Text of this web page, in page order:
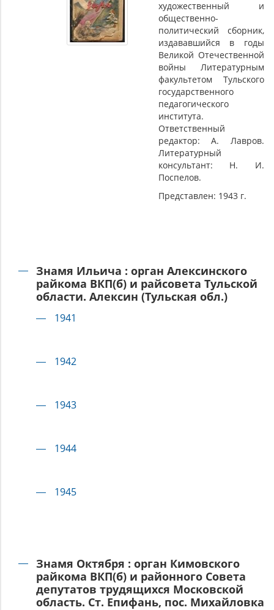
художественный и
общественно-
политический сборник,
издававшийся в годы
Великой Отечественной
войны Литературным
факультетом Тульского
государственного
педагогического
института.
Ответственный
редактор: А. Лавров.
Литературный
консультант: Н. И.
Поспелов.
Представлен: 1943 г.
Знамя Ильича : орган Алексинского
райкома ВКП(б) и райсовета Тульской
области. Алексин (Тульская обл.)
1941
1942
1943
1944
1945
Знамя Октября : орган Кимовского
райкома ВКП(б) и районного Совета
депутатов трудящихся Московской
область. Ст. Епифань, пос. Михайловка